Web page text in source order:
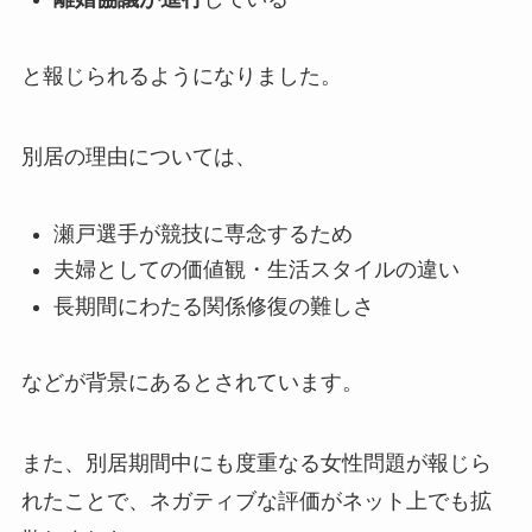
と報じられるようになりました。
別居の理由については、
瀬戸選手が競技に専念するため
夫婦としての価値観・生活スタイルの違い
長期間にわたる関係修復の難しさ
などが背景にあるとされています。
また、別居期間中にも度重なる女性問題が報じら
れたことで、ネガティブな評価がネット上でも拡